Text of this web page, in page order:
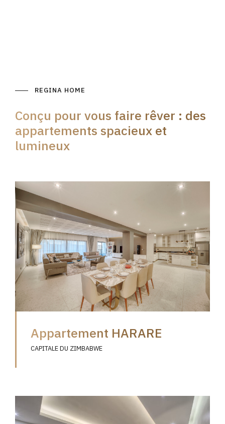
REGINA HOME
Conçu pour vous faire rêver : des
appartements spacieux et
lumineux
Appartement HARARE
CAPITALE DU ZIMBABWE